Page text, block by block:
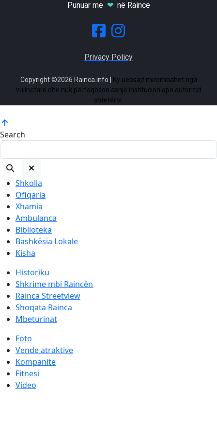
Punuar me ❤në Raincë
Privacy Policy
Copyright ©2026 Rainca.info |
Ky uebsajt mirëmbahet nga
vullnetarë dhe nuk përfaqëson asnjë institucion apo autoritet
shtetëror.
Search
Shkolla
Ofiqaria
Xhamia
Ambulanca
Biblioteka
Bashkësia Lokale
Kisha
Historiku
Shkrime mbi Raincën
Rainca Streetview
Shoqata Rainca
Mbeturinat
Foto
Vende atraktive
Kompanitë
Fitnesi
Video